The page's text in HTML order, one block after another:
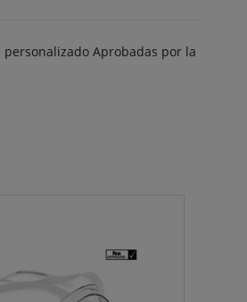
personalizado Aprobadas por la